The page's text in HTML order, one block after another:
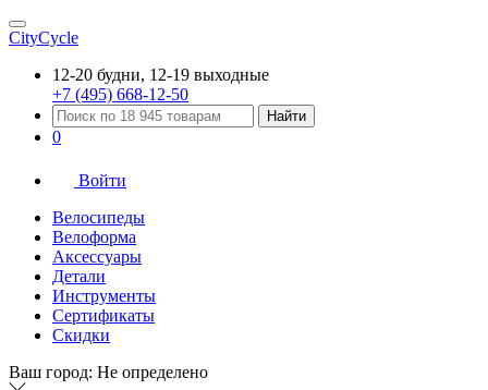
CityCycle
12-20 будни, 12-19 выходные
+7 (495) 668-12-50
Найти
0
Войти
Велосипеды
Велоформа
Аксессуары
Детали
Инструменты
Сертификаты
Скидки
Ваш город: Не определено